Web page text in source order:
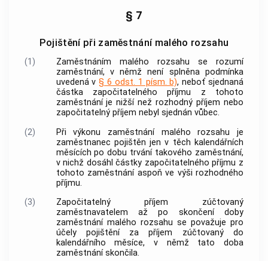
§ 7
Pojištění při zaměstnání malého rozsahu
(1) Zaměstnáním malého rozsahu se rozumí
zaměstnání, v němž není splněna podmínka
uvedená v§ 6 odst. 1 písm. b), neboť sjednaná
částka započitatelného příjmu z tohoto
zaměstnáníje nižší než rozhodný příjem nebo
započitatelný příjem nebyl sjednán vůbec.
(2)
Při výkonu zaměstnání malého rozsahu je
zaměstnanec pojištěn jen v těch kalendářních
měsících po dobu trvání takového zaměstnání,
v nichž dosáhl částky započitatelného příjmu z
tohoto zaměstnáníaspoň ve výši rozhodného
příjmu.
(3)
Započitatelný příjem zúčtovaný
zaměstnavatelem až po skončení doby
zaměstnání malého rozsahu se považuje pro
účely pojištění za příjem zúčtovaný do
kalendářního měsíce, v němž tato doba
zaměstnánískončila.